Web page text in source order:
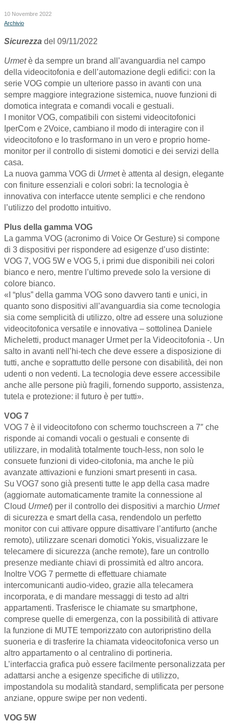
10 Novembre 2022
Archivio
Sicurezza del 09/11/2022
Urmetè da sempre un brand all’avanguardia nel campo
della videocitofonia e dell’automazione degli edifici: con la
serie VOG compie un ulteriore passo in avanti con una
sempre maggiore integrazione sistemica, nuove funzioni di
domotica integrata e comandi vocali e gestuali.
I monitor VOG, compatibili con sistemi videocitofonici
IperCom e 2Voice, cambiano il modo di interagire con il
videocitofono e lo trasformano in un vero e proprio home-
monitor per il controllo di sistemi domotici e dei servizi della
casa.
La nuova gamma VOG di Urmet è attenta al design, elegante
con finiture essenziali e colori sobri: la tecnologia è
innovativa con interfacce utente semplici e che rendono
l’utilizzo del prodotto intuitivo.
Plus della gamma VOG
La gamma VOG (acronimo di Voice Or Gesture) si compone
di 3 dispositivi per rispondere ad esigenze d’uso distinte:
VOG 7, VOG 5W e VOG 5, i primi due disponibili nei colori
bianco e nero, mentre l’ultimo prevede solo la versione di
colore bianco.
«I “plus” della gamma VOG sono davvero tanti e unici, in
quanto sono dispositivi all’avanguardia sia come tecnologia
sia come semplicità di utilizzo, oltre ad essere una soluzione
videocitofonica versatile e innovativa – sottolinea Daniele
Micheletti, product manager Urmet per la Videocitofonia -. Un
salto in avanti nell’hi-tech che deve essere a disposizione di
tutti, anche e soprattutto delle persone con disabilità, dei non
udenti o non vedenti. La tecnologia deve essere accessibile
anche alle persone più fragili, fornendo supporto, assistenza,
tutela e protezione: il futuro è per tutti».
VOG 7
VOG 7 è il videocitofono con schermo touchscreen a 7″ che
risponde ai comandi vocali o gestuali e consente di
utilizzare, in modalità totalmente touch-less, non solo le
consuete funzioni di video-citofonia, ma anche le più
avanzate attivazioni e funzioni smart presenti in casa.
Su VOG7 sono già presenti tutte le app della casa madre
(aggiornate automaticamente tramite la connessione al
Cloud Urmet) per il controllo dei dispositivi a marchio Urmet
di sicurezza e smart della casa, rendendolo un perfetto
monitor con cui attivare oppure disattivare l’antifurto (anche
remoto), utilizzare scenari domotici Yokis, visualizzare le
telecamere di sicurezza (anche remote), fare un controllo
presenze mediante chiavi di prossimità ed altro ancora.
Inoltre VOG 7 permette di effettuare chiamate
intercomunicanti audio-video, grazie alla telecamera
incorporata, e di mandare messaggi di testo ad altri
appartamenti. Trasferisce le chiamate su smartphone,
comprese quelle di emergenza, con la possibilità di attivare
la funzione di MUTE temporizzato con autoripristino della
suoneria e di trasferire la chiamata videocitofonica verso un
altro appartamento o al centralino di portineria.
L’interfaccia grafica può essere facilmente personalizzata per
adattarsi anche a esigenze specifiche di utilizzo,
impostandola su modalità standard, semplificata per persone
anziane, oppure swipe per non vedenti.
VOG 5W